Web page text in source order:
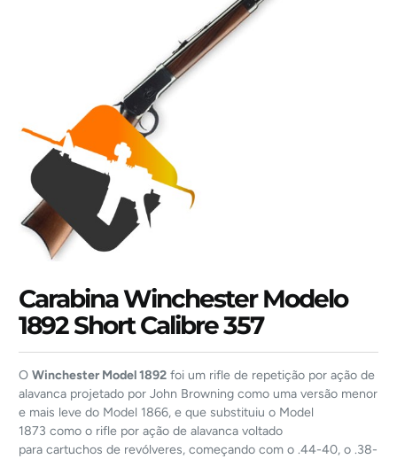
Carabina Winchester Modelo
1892 Short Calibre 357
OWinchester Model 1892 foi um rifle de repetição por ação de
alavanca projetado por John Browning como uma versão menor
e mais leve do Model 1866, e que substituiu o Model
1873 como o rifle por ação de alavanca voltado
para cartuchos de revólveres, começando com o .44-40, o .38-